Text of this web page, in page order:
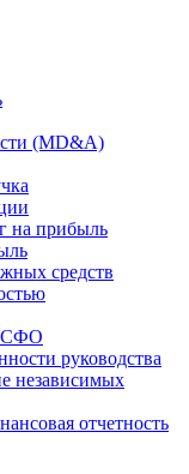
(MD&A)
на прибыль
средств
руководства
независимых
отчетность